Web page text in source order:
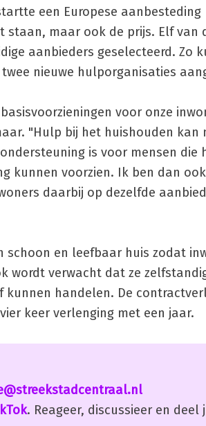
een Europese aanbesteding
maar ook de prijs. Elf van
aanbieders geselecteerd. Zo
nieuwe hulporganisaties
voor onze
"Hulp bij het huishouden kan
is voor mensen die
kunnen voorzien. Ik ben dan
daarbij op dezelfde
en leefbaar huis zodat
wordt verwacht dat ze
handelen. De
keer verlenging met een jaar.
. Reageer, discussieer en deel